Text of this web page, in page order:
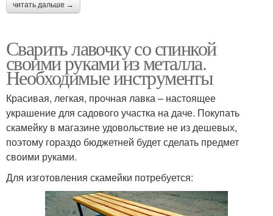
читать дальше →
Сварить лавочку со спинкой
своими руками из металла.
Необходимые инструменты
Красивая, легкая, прочная лавка – настоящее
украшение для садового участка на даче. Покупать
скамейку в магазине удовольствие не из дешевых,
поэтому гораздо бюджетней будет сделать предмет
своими руками.
Для изготовления скамейки потребуется: